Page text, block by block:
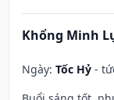
Khổng Minh
Ngày: Tốc Hỷ -